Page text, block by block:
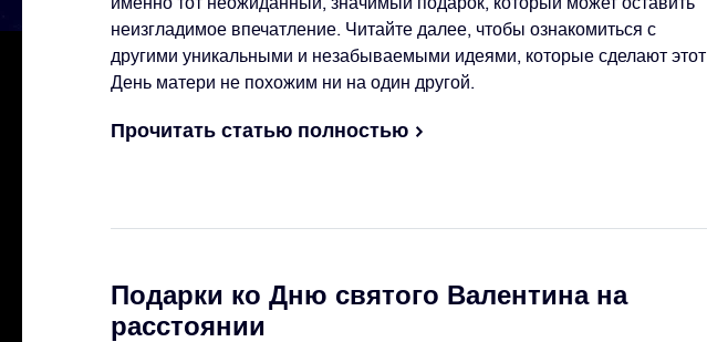
неизгладимое впечатление. Читайте далее, чтобы ознакомиться с
другими уникальными и незабываемыми идеями, которые сделают этот
День матери не похожим ни на один другой.
Прочитать статью полностью
Подарки ко Дню святого Валентина на
расстоянии